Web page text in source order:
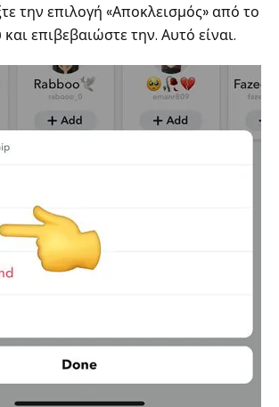
την επιλογή «Αποκλεισμός» από το
επιβεβαιώστε την. Αυτό είναι.